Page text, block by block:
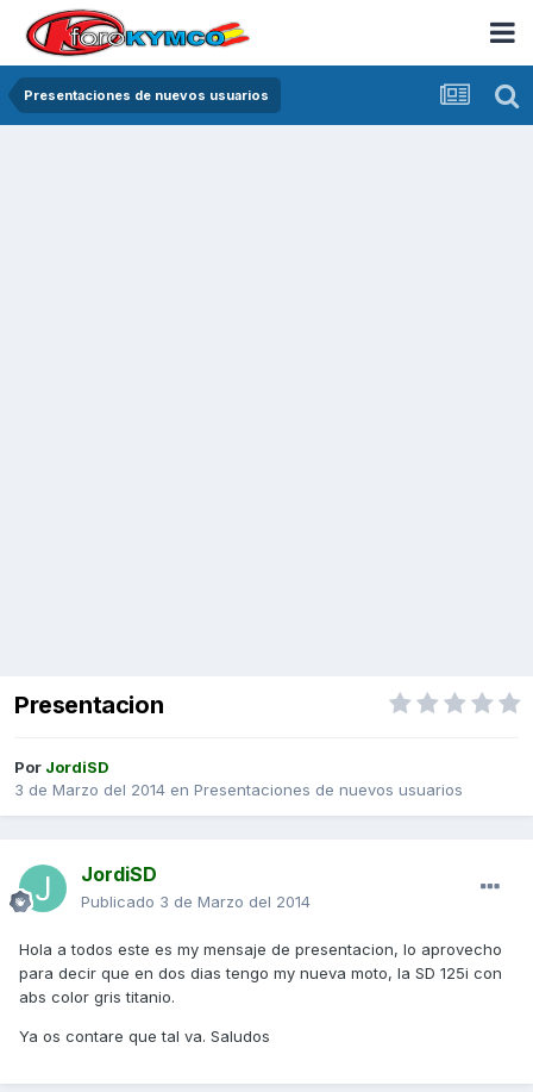
Presentaciones de nuevos usuarios
Presentacion
Por JordiSD
3 de Marzo del 2014 en Presentaciones de nuevos usuarios
JordiSD
Publicado 3 de Marzo del 2014
Hola a todos este es my mensaje de presentacion, lo aprovecho
para decir que en dos dias tengo my nueva moto, la SD 125i con
abs color gris titanio.
Ya os contare que tal va. Saludos